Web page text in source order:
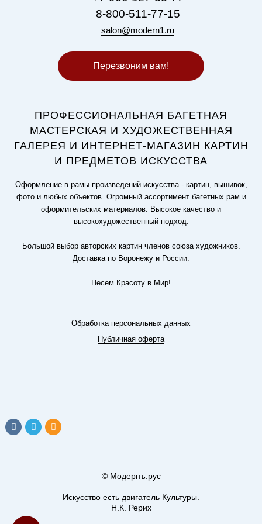
8-800-511-77-15
salon@modern1.ru
Перезвоним вам!
ПРОФЕССИОНАЛЬНАЯ БАГЕТНАЯ
МАСТЕРСКАЯ И ХУДОЖЕСТВЕННАЯ
ГАЛЕРЕЯ И ИНТЕРНЕТ-МАГАЗИН КАРТИН
И ПРЕДМЕТОВ ИСКУССТВА
Оформление в рамы произведений искусства - картин, вышивок,
фото и любых объектов. Огромный ассортимент багетных рам и
оформительских материалов. Высокое качество и
высокохудожественный подход.
Большой выбор авторских картин членов союза художников.
Доставка по Воронежу и России.
Несем Красоту в Мир!
Обработка персональных данных
Публичная оферта
© Модернъ.рус
Искусство есть двигатель Культуры.
Н.К. Рерих